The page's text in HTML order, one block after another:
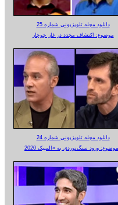
دانلود مجله تلویزیونی شماره 25
موضوع: اکتشاف مجدد در غار جوجار
دانلود مجله تلویزیونی شماره 24